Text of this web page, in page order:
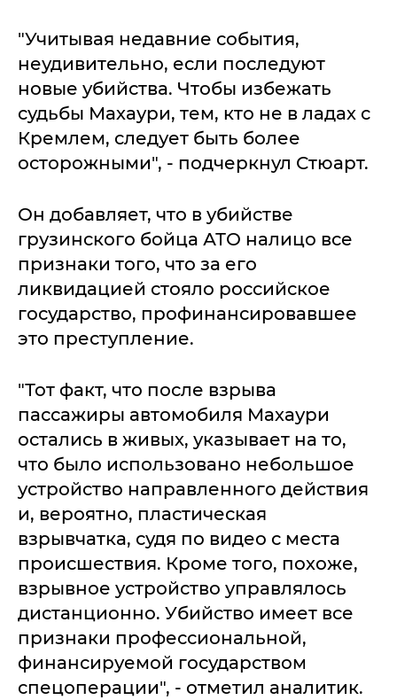
"Учитывая недавние события,
неудивительно, если последуют
новые убийства. Чтобы избежать
судьбы Махаури, тем, кто не в ладах с
Кремлем, следует быть более
осторожными", - подчеркнул Стюарт.
Он добавляет, что в убийстве
грузинского бойца АТО налицо все
признаки того, что за его
ликвидацией стояло российское
государство, профинансировавшее
это преступление.
"Тот факт, что после взрыва
пассажиры автомобиля Махаури
остались в живых, указывает на то,
что было использовано небольшое
устройство направленного действия
и, вероятно, пластическая
взрывчатка, судя по видео с места
происшествия. Кроме того, похоже,
взрывное устройство управлялось
дистанционно. Убийство имеет все
признаки профессиональной,
финансируемой государством
спецоперации", - отметил аналитик.